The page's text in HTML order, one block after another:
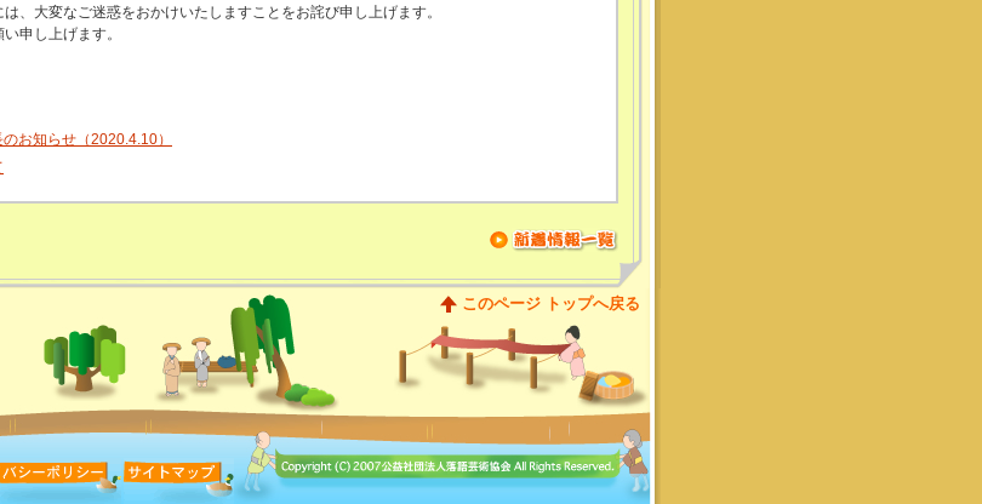
、大変なご迷惑をおかけいたしますことをお詫び申し上げます。
申し上げます。
お知らせ（2020.4.10）
このページ トップへ戻る